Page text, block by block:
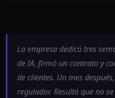
La empresa dedicó tres
de IA, firmó un contrato y
de clientes. Un mes
regulador. Resultó que no